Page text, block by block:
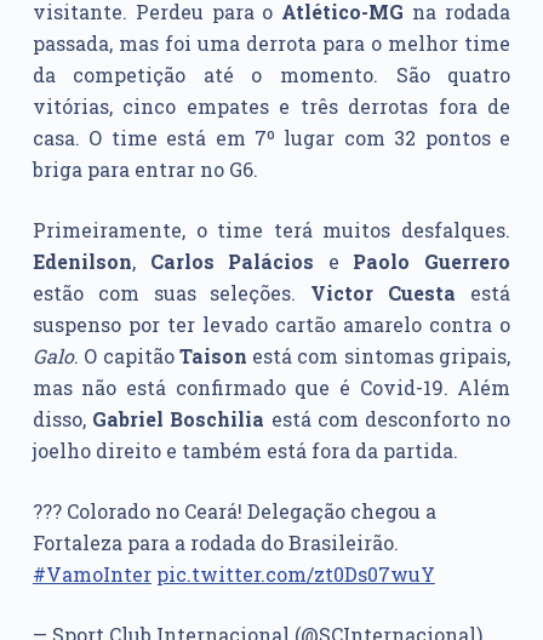
visitante. Perdeu para o Atlético-MG na rodada
passada, mas foi uma derrota para o melhor time
da competição até o momento. São quatro
vitórias, cinco empates e três derrotas fora de
casa. O time está em 7º lugar com 32 pontos e
briga para entrar no G6.
Primeiramente, o time terá muitos desfalques.
Edenilson, Carlos Palácios e Paolo Guerrero
estão com suas seleções. Victor Cuesta está
suspenso por ter levado cartão amarelo contra o
Galo. O capitãoTaison está com sintomas gripais,
mas não está confirmado que é Covid-19. Além
disso, Gabriel Boschilia está com desconforto no
joelho direito e também está fora da partida.
??? Colorado no Ceará! Delegação chegou a
Fortaleza para a rodada do Brasileirão.
#VamoInter pic.twitter.com/zt0Ds07wuY
— Sport Club Internacional (@SCInternacional)